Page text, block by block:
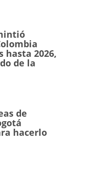
hasta 2026,
de la
de
hacerlo